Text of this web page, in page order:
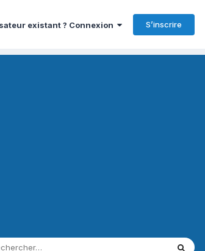
existant ? Connexion S’inscrire